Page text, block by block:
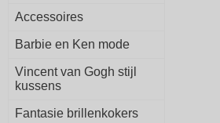
Accessoires
Barbie en Ken mode
Vincent van Gogh stijl
kussens
Fantasie brillenkokers